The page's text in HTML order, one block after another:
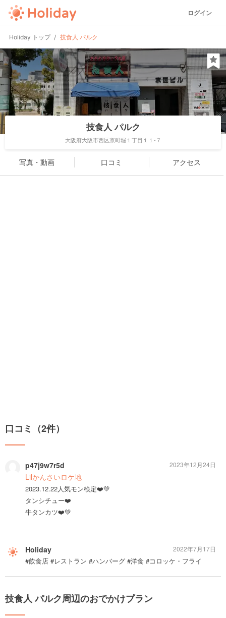
ログイン
Holiday トップ 技食人 パルク
技食人 パルク
大阪府大阪市西区京町堀１丁目１１-７
写真・動画 口コミ アクセス
口コミ（2件）
p47j9w7r5d
Lilかんさいロケ地
2023.12.22人気モン検定❤️💚
タンシチュー❤️
牛タンカツ❤️💚
2023年12月24日
Holiday
#飲食店 #レストラン #ハンバーグ #洋食 #コロッケ・フライ
2022年7月17日
技食人 パルク周辺のおでかけプラン